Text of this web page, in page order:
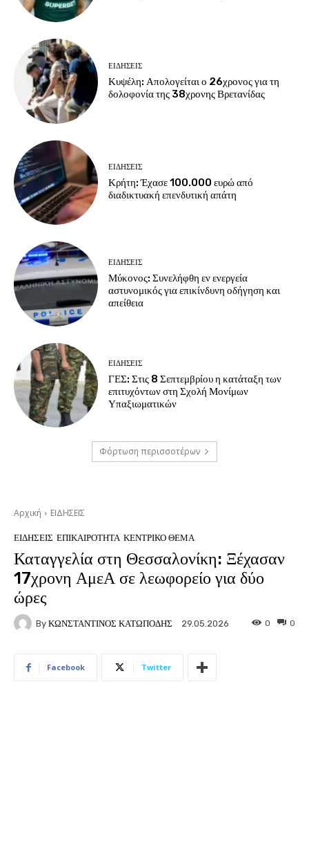
ΕΙΔΗΣΕΙΣ
Κυψέλη: Απολογείται ο 26χρονος για τη
δολοφονία της 38χρονης Βρετανίδας
ΕΙΔΗΣΕΙΣ
Κρήτη: Έχασε 100.000 ευρώ από
διαδικτυακή επενδυτική απάτη
ΕΙΔΗΣΕΙΣ
Μύκονος: Συνελήφθη εν ενεργεία
αστυνομικός για επικίνδυνη οδήγηση και
απείθεια
ΕΙΔΗΣΕΙΣ
ΓΕΣ: Στις 8 Σεπτεμβρίου η κατάταξη των
επιτυχόντων στη Σχολή Μονίμων
Υπαξιωματικών
Φόρτωση περισσοτέρων